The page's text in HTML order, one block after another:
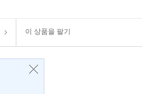
이 상품을 팔기